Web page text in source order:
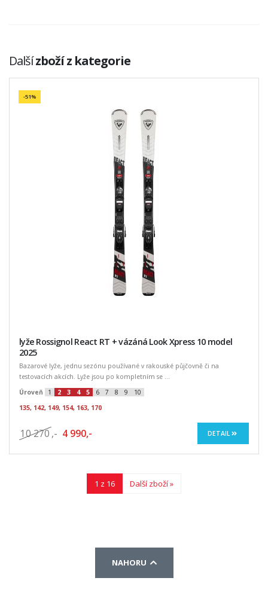
Dalšízboží z kategorie
-51%
lyže Rossignol React RT + vázáná Look Xpress 10 model
2025
Bazarové lyže, jednu sezónu používané v rakouské půjčovně či na
testovacích akcích. Lyže jsou po kompletním se ...
Úroveň
1 2 3 4 5 6 7 8 9
10
135, 142, 149, 154, 163, 170
10 270 ,- 4 990,- DETAIL
1 z 16 Další zboží »
NAHORU